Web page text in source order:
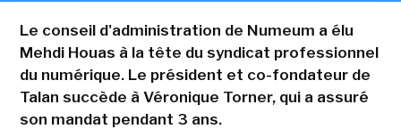
Le conseil d'administration de Numeum a élu
Mehdi Houas à la tête du syndicat professionnel
du numérique. Le président et co-fondateur de
Talan succède à Véronique Torner, qui a assuré
son mandat pendant 3 ans.